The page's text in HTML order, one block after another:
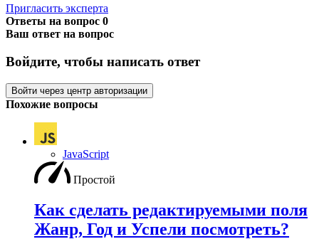
Пригласить эксперта
Ответы на вопрос 0
Ваш ответ на вопрос
Войдите, чтобы написать ответ
Войти через центр авторизации
Похожие вопросы
JavaScript
Простой
Как сделать редактируемыми поля
Жанр, Год и Успели посмотреть?